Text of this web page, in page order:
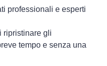
professionali e esperti
ripristinare gli
tempo e senza una